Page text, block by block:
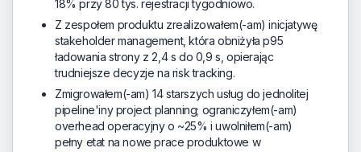
18% przy 80 tys. rejestracji tygodniowo.
Z zespołem produktu zrealizowałem(-am) inicjatywę
stakeholder management, która obniżyła p95
ładowania strony z 2,4 s do 0,9 s, opierając
trudniejsze decyzje na risk tracking.
Zmigrowałem(-am) 14 starszych usług do jednolitej
pipeline'iny project planning; ograniczyłem(-am)
overhead operacyjny o ~25% i uwolniłem(-am)
pełny etat na nowe prace produktowe w